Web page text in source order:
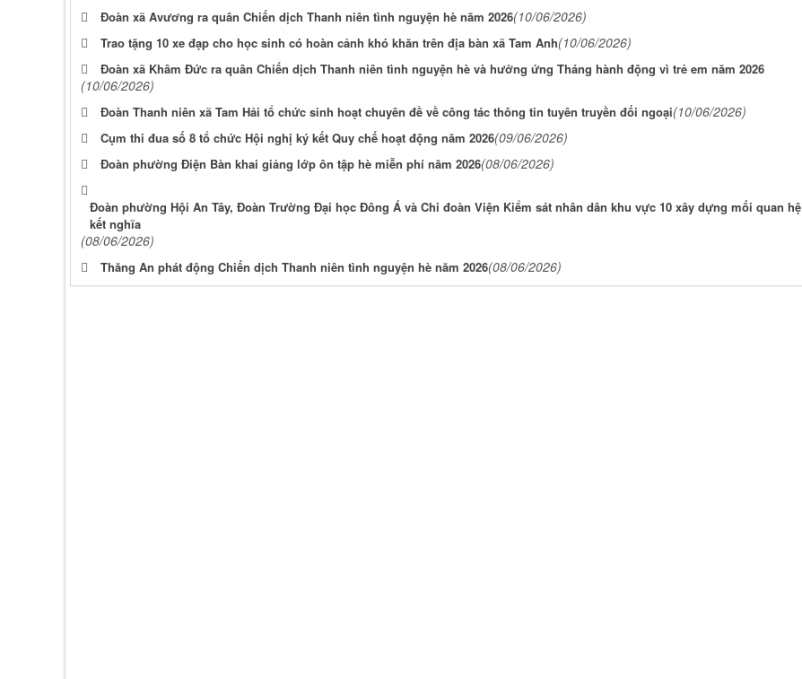
Đoàn xã Avương ra quân Chiến dịch Thanh niên tình nguyện hè năm 2026(10/06/2026)
Trao tặng 10 xe đạp cho học sinh có hoàn cảnh khó khăn trên địa bàn xã Tam Anh(10/06/2026)
Đoàn xã Khâm Đức ra quân Chiến dịch Thanh niên tình nguyện hè và hưởng ứng Tháng hành động vì trẻ em năm 2026
(10/06/2026)
Đoàn Thanh niên xã Tam Hải tổ chức sinh hoạt chuyên đề về công tác thông tin tuyên truyền đối ngoại(10/06/2026)
Cụm thi đua số 8 tổ chức Hội nghị ký kết Quy chế hoạt động năm 2026(09/06/2026)
Đoàn phường Điện Bàn khai giảng lớp ôn tập hè miễn phí năm 2026(08/06/2026)
Đoàn phường Hội An Tây, Đoàn Trường Đại học Đông Á và Chi đoàn Viện Kiểm sát nhân dân khu vực 10 xây dựng mối quan hệ
kết nghĩa
(08/06/2026)
Thăng An phát động Chiến dịch Thanh niên tình nguyện hè năm 2026(08/06/2026)